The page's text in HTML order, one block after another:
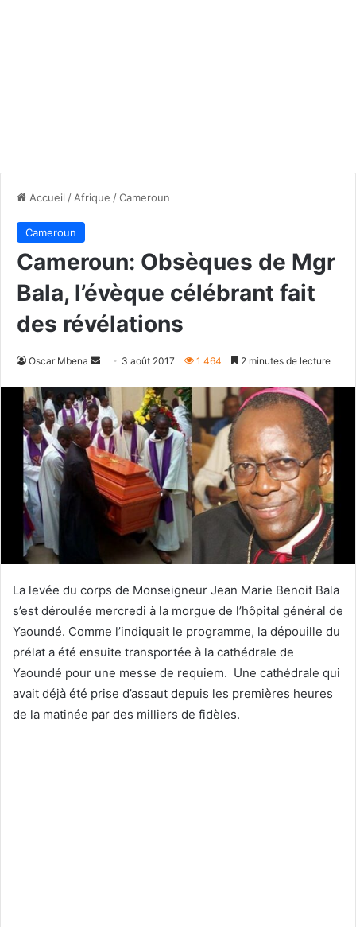
Accueil / Afrique /Cameroun
Cameroun
Cameroun: Obsèques de Mgr
Bala, l’évèque célébrant fait
des révélations
Oscar Mbena
Envoyer
courriel
3 août 2017 1 464 2 minutes de lecture
La levée du corps de Monseigneur Jean Marie Benoit Bala
s’est déroulée mercredi à la morgue de l’hôpital général de
Yaoundé. Comme l’indiquait le programme, la dépouille du
prélat a été ensuite transportée à la cathédrale de
Yaoundé pour une messe de requiem. Une cathédrale qui
avait déjà été prise d’assaut depuis les premières heures
de la matinée par des milliers de fidèles.